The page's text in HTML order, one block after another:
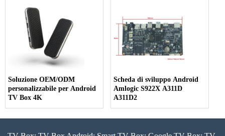
Soluzione OEM/ODM
personalizzabile per Android
TV Box 4K
Scheda di sviluppo Android
Amlogic S922X A311D
A311D2